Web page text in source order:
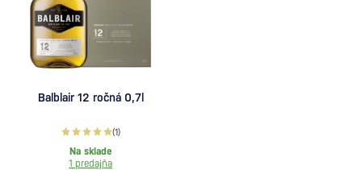
Balblair 12 ročná 0,7l
(1)
Na sklade
1 predajňa